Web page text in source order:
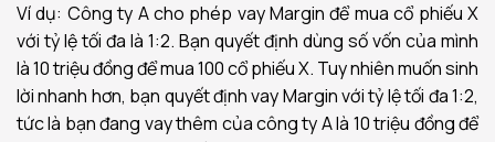
Ví dụ: Công ty A cho phép vay Margin để mua cổ phiếu X
với tỷ lệ tối đa là 1:2. Bạn quyết định dùng số vốn của mình
là 10 triệu đồng để mua 100 cổ phiếu X. Tuy nhiên muốn sinh
lời nhanh hơn, bạn quyết định vay Margin với tỷ lệ tối đa 1:2,
tức là bạn đang vay thêm của công ty A là 10 triệu đồng để